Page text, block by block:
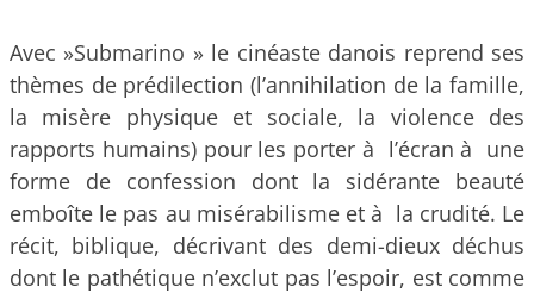
Avec »Submarino » le cinéaste danois reprend ses
thèmes de prédilection (l’annihilation de la famille,
la misère physique et sociale, la violence des
rapports humains) pour les porter à l’écran à une
forme de confession dont la sidérante beauté
emboîte le pas au misérabilisme et à la crudité. Le
récit, biblique, décrivant des demi-dieux déchus
dont le pathétique n’exclut pas l’espoir, est comme